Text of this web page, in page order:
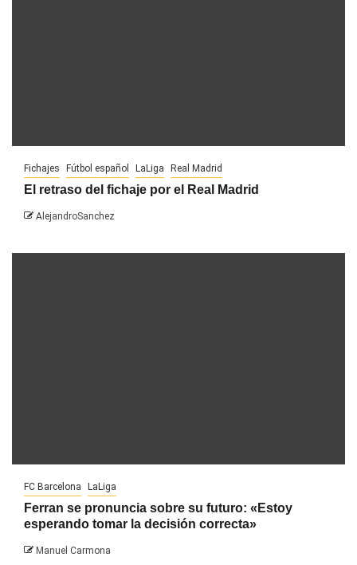
Fichajes Fútbol español LaLiga Real Madrid
El retraso del fichaje por el Real Madrid
AlejandroSanchez
FC Barcelona LaLiga
Ferran se pronuncia sobre su futuro: «Estoy
esperando tomar la decisión correcta»
Manuel Carmona